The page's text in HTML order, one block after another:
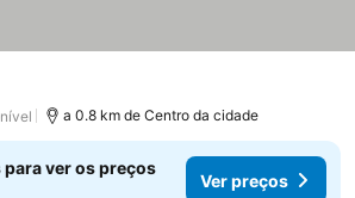
a 0.8 km de Centro da cidade
para ver os preços
Ver preços